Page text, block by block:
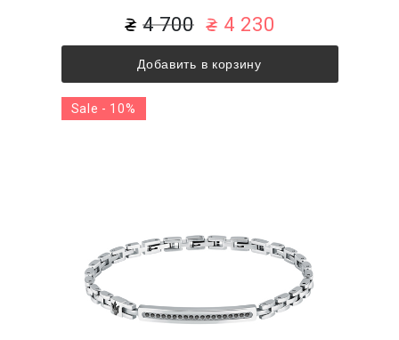
4 700 4 230
Добавить в корзину
Sale - 10%